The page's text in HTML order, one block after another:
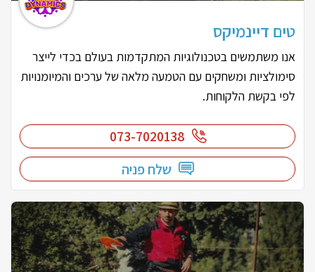
טים דיינמיקס
אנו משתמשים בטכנולוגיות המתקדמות בעולם בכדי לייצר
סימולציות ומשחקים עם הטמעה מלאה של ערכים והמיומנויות
לפי בקשת הלקוחות.
073-7020138
שלח פניה